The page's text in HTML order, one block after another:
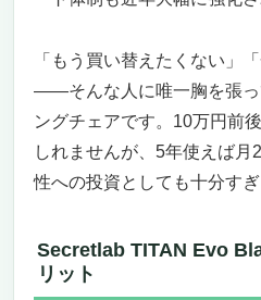
「もう買い替えたくない」
――そんな人に唯一胸を張っ
ングチェアです。10万円前
しれませんが、5年使えば月
性への投資としても十分すぎ
Secretlab TITAN Evo
リット